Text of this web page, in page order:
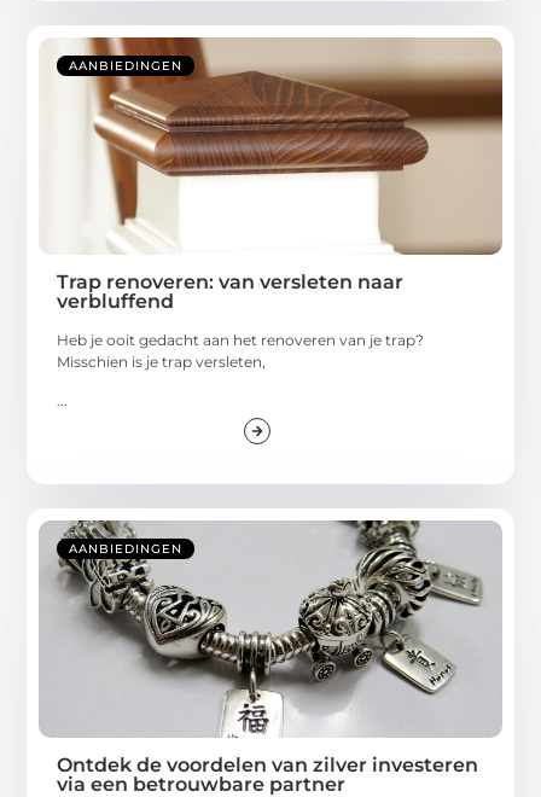
AANBIEDINGEN
Trap renoveren: van versleten naar
verbluffend
Heb je ooit gedacht aan het renoveren van je trap?
Misschien is je trap versleten,
...
AANBIEDINGEN
Ontdek de voordelen van zilver investeren
via een betrouwbare partner